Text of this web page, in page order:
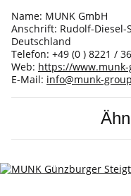
Name: MUNK GmbH
Anschrift: Rudolf-Diesel-
Deutschland
Telefon: +49 (0 ) 8221 /
Web: https://
E-Mail: info@munk-